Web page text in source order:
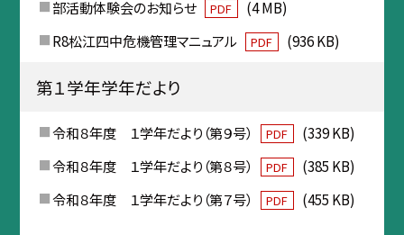
部活動体験会のお知らせ
PDF
(4 MB)
R8松江四中危機管理マニュアル
PDF (936 KB)
第１学年学年だより
令和８年度 １学年だより（第９号） PDF
(339 KB)
令和８年度 １学年だより（第８号）
PDF
(385 KB)
令和８年度 １学年だより（第７号）
PDF (455 KB)